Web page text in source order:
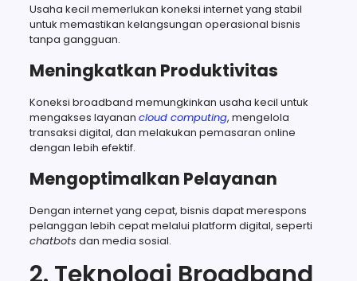
Usaha kecil memerlukan koneksi internet yang stabil
untuk memastikan kelangsungan operasional bisnis
tanpa gangguan.
Meningkatkan Produktivitas
Koneksi broadband memungkinkan usaha kecil untuk
mengakses layanan cloud computing, mengelola
transaksi digital, dan melakukan pemasaran online
dengan lebih efektif.
Mengoptimalkan Pelayanan
Dengan internet yang cepat, bisnis dapat merespons
pelanggan lebih cepat melalui platform digital, seperti
chatbots dan media sosial.